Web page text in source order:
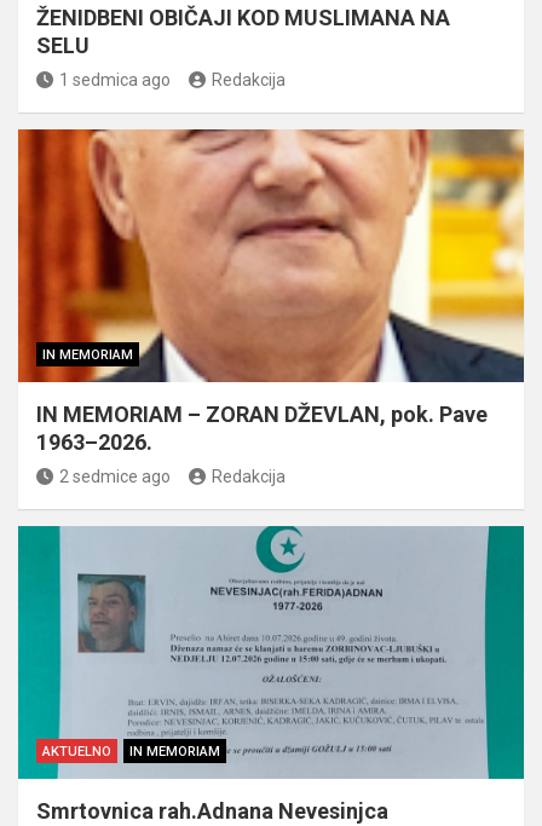
ŽENIDBENI OBIČAJI KOD MUSLIMANA NA
SELU
1 sedmica ago Redakcija
IN MEMORIAM
IN MEMORIAM – ZORAN DŽEVLAN, pok. Pave
1963–2026.
2 sedmice ago Redakcija
AKTUELNO IN MEMORIAM
Smrtovnica rah.Adnana Nevesinjca